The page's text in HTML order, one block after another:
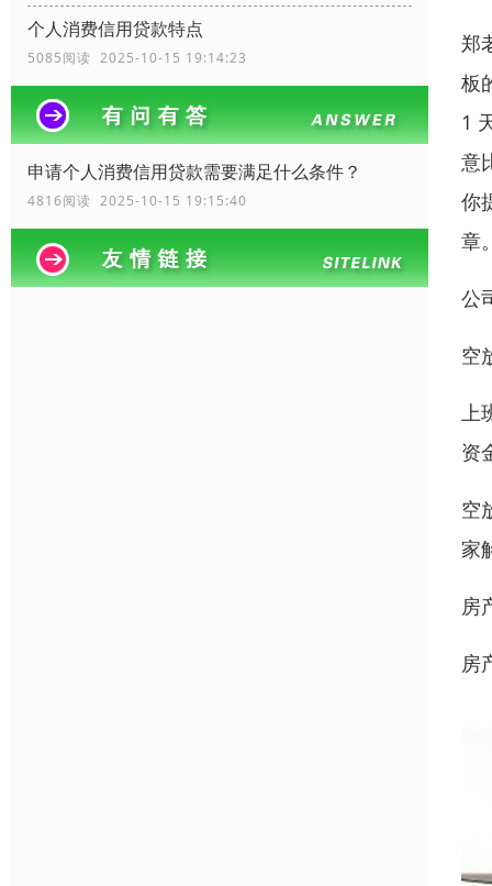
个人消费信用贷款特点
5085阅读 2025-10-15 19:14:23
申请个人消费信用贷款需要满足什么条件？
4816阅读 2025-10-15 19:15:40
郑
板
1
意
你
章
公
空
上
资
空
家
房
房